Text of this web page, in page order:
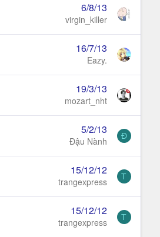
6/8/13
virgin_killer
16/7/13
Eazy.
19/3/13
mozart_nht
5/2/13
Đậu Nành Đ
15/12/12
trangexpress T
15/12/12
trangexpress T